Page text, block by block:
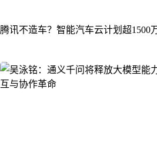
腾讯不造车？智能汽车云计划超1500